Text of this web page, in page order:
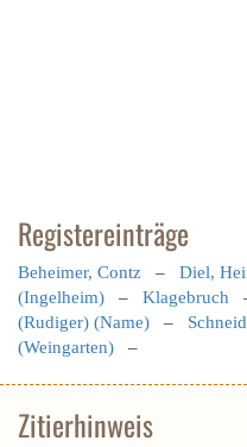
Registereinträge
Beheimer, Contz – Diel,
(Ingelheim) – Klagebruch
(Rudiger) (Name) –
(Weingarten) –
Zitierhinweis